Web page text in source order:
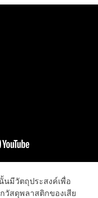
นมีวัตถุประสงค์เพื่อ
วัสดุพลาสติกของเสีย